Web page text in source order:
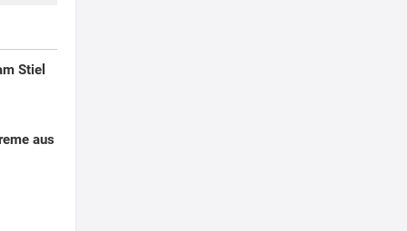
Stiel
aus